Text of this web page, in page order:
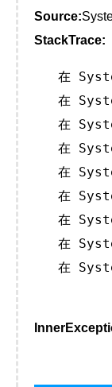
Source:
StackTrace:
在
在
在
在
在
在
在
在
在